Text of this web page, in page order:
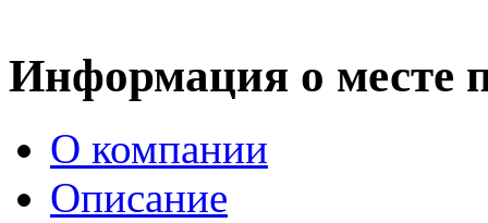
Информация о месте
О компании
Описание